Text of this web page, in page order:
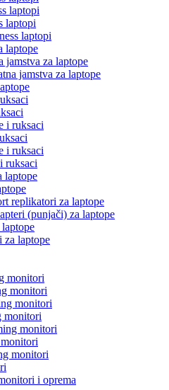
laptopi
laptopi
laptopi
laptope
jamstva za laptope
jamstva za laptope
i ruksaci
i ruksaci
ruksaci
laptope
replikatori za laptope
(punjači) za laptope
za laptope
monitori
monitori
monitori
monitori
monitori
monitori
i oprema